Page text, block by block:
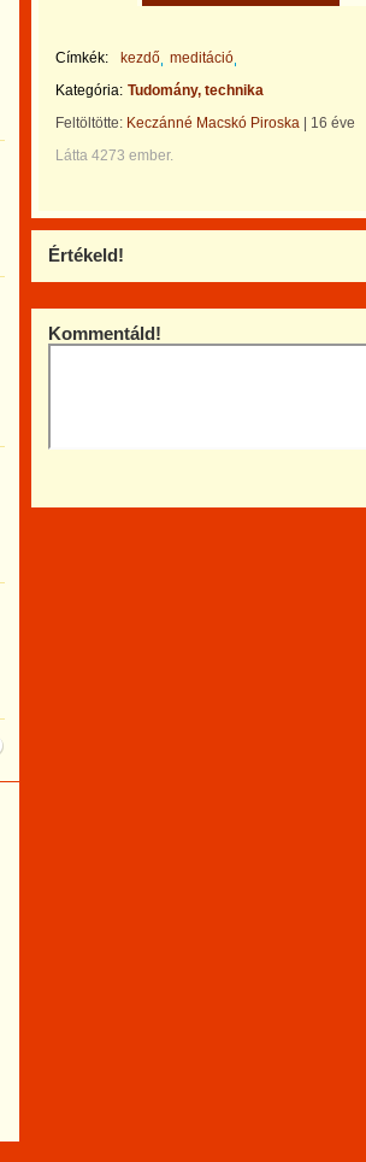
Címkék: kezdő meditáció
Kategória: Tudomány, technika
Feltöltötte: Keczánné Macskó Piroska
16 éve
Látta 4273 ember.
Értékeld!
Kommentáld!